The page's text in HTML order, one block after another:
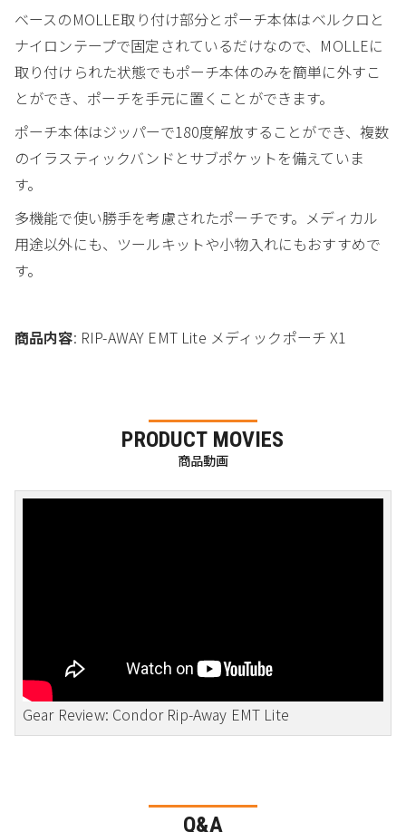
ベースのMOLLE取り付け部分とポーチ本体はベルクロと
ナイロンテープで固定されているだけなので、MOLLEに
取り付けられた状態でもポーチ本体のみを簡単に外すこ
とができ、ポーチを手元に置くことができます。
ポーチ本体はジッパーで180度解放することができ、複数
のイラスティックバンドとサブポケットを備えていま
す。
多機能で使い勝手を考慮されたポーチです。メディカル
用途以外にも、ツールキットや小物入れにもおすすめで
す。
商品内容: RIP-AWAY EMT Lite メディックポーチ X1
PRODUCT MOVIES
商品動画
Gear Review: Condor Rip-Away EMT Lite
Q&A